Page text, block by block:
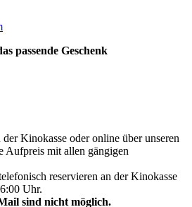
passende Geschenk
Kinokasse oder online über unseren
Aufpreis mit allen gängigen
reservieren an der Kinokasse
Uhr.
sind nicht möglich.